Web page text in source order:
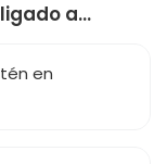
a...
en